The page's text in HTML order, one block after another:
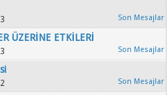
ÜZERİNE ETKİLERİ